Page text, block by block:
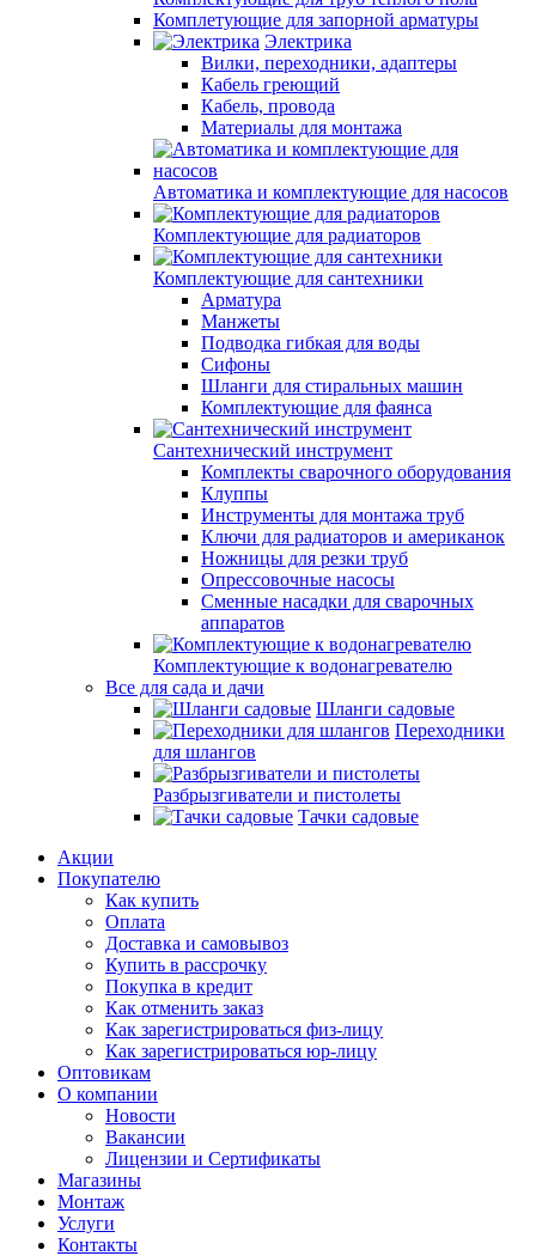
Комплетующие для запорной арматуры
Электрика
Вилки, переходники, адаптеры
Кабель греющий
Кабель, провода
Материалы для монтажа
Автоматика и комплектующие для насосов
Комплектующие для радиаторов
Комплектующие для сантехники
Арматура
Манжеты
Подводка гибкая для воды
Сифоны
Шланги для стиральных машин
Комплектующие для фаянса
Сантехнический инструмент
Комплекты сварочного оборудования
Клуппы
Инструменты для монтажа труб
Ключи для радиаторов и американок
Ножницы для резки труб
Опрессовочные насосы
Сменные насадки для сварочных
аппаратов
Комплектующие к водонагревателю
Все для сада и дачи
Шланги садовые
Переходники
для шлангов
Разбрызгиватели и пистолеты
Тачки садовые
Акции
Покупателю
Как купить
Оплата
Доставка и самовывоз
Купить в рассрочку
Покупка в кредит
Как отменить заказ
Как зарегистрироваться физ-лицу
Как зарегистрироваться юр-лицу
Оптовикам
О компании
Новости
Вакансии
Лицензии и Сертификаты
Магазины
Монтаж
Услуги
Контакты